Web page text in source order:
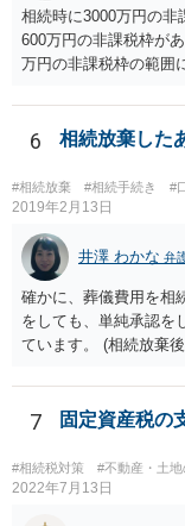
相続時に3000万円の非
600万円の非課税枠が
万円の非課税枠の範囲
範囲となります。 一
また、全員で相続し
こともできます。この
0万円分使えます。 父
で相続する際は、
亡くなってから相続す
るより非課税の枠が減
いうことになります。
んので、一度相談して
6 相続放棄した
#相続放棄 #相続手続き #
2019年2月13日
井澤 わかな 弁
確かに、葬儀費用を相
をしても、単純承認を
ています。 (相続放棄
述の手続ということだ
いということではな
る程度の金額に留ま
に葬儀費用を支出する
ば相続財産から支出し
7 固定資産税の
#相続税対策 #不動産・土
2022年7月13日